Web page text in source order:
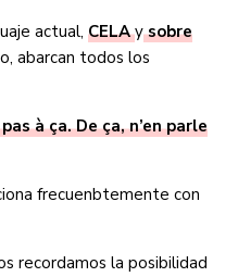
actual,CELAysobre
abarcan todos los
à ça. De ça, n’en parle
frecuenbtemente con
recordamos la posibilidad